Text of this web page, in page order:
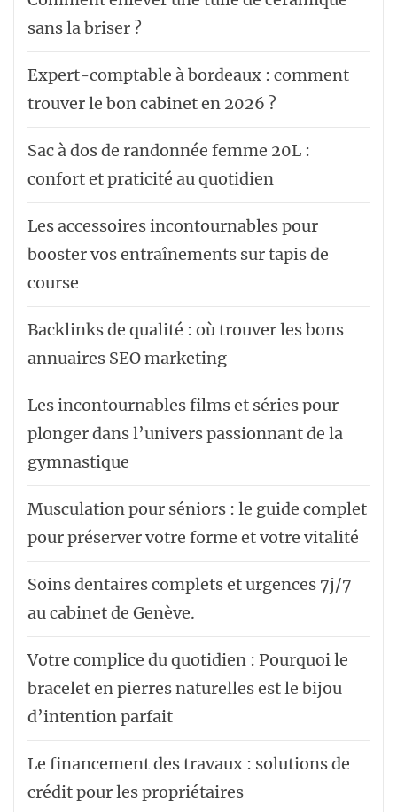
sans la briser ?
Expert-comptable à bordeaux : comment
trouver le bon cabinet en 2026 ?
Sac à dos de randonnée femme 20L :
confort et praticité au quotidien
Les accessoires incontournables pour
booster vos entraînements sur tapis de
course
Backlinks de qualité : où trouver les bons
annuaires SEO marketing
Les incontournables films et séries pour
plonger dans l’univers passionnant de la
gymnastique
Musculation pour séniors : le guide complet
pour préserver votre forme et votre vitalité
Soins dentaires complets et urgences 7j/7
au cabinet de Genève.
Votre complice du quotidien : Pourquoi le
bracelet en pierres naturelles est le bijou
d’intention parfait
Le financement des travaux : solutions de
crédit pour les propriétaires